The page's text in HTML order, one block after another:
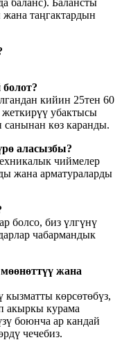
баланс). Балансты
таңгактардын
кийин 25тен 60
жеткирүү убактысы
көз каранды.
аласызбы?
чиймелер
жана арматураларды
болсо, биз үлгүнү
чабармандык
жана
көрсөтөбүз,
акыркы курама
боюнча ар кандай
чечебиз.